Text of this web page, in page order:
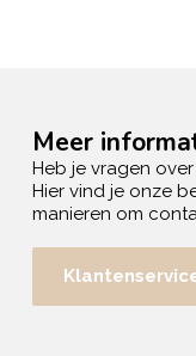
Meer
Heb je vragen
Hier vind je onze
manieren om